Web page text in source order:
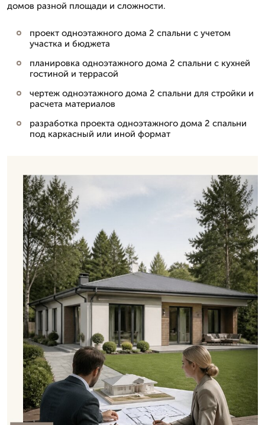
домов разной площади и сложности.
проект одноэтажного дома 2 спальни с учетом
участка и бюджета
планировка одноэтажного дома 2 спальни с кухней
гостиной и террасой
чертеж одноэтажного дома 2 спальни для стройки и
расчета материалов
разработка проекта одноэтажного дома 2 спальни
под каркасный или иной формат